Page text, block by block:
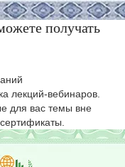
получать
лекций-вебинаров.
для вас темы вне